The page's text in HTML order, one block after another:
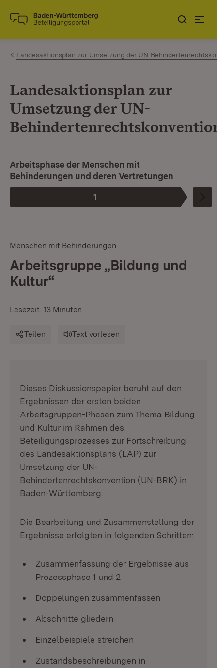
Zum Inhalt springen
Link zur Startseite
Landesaktionsplan zur Umsetzung der UN-
Landesaktionsplan zur
Umsetzung der UN-
Phase
1
:
Arbeitsphase der Menschen mit
Behinderungen und deren Vertretungen
Menschen mit Behinderungen
Arbeitsgruppe „Bildung und
Kultur“
Lesezeit: 13 Minuten
Teilen Text vorlesen
Dieses Diskussionspapier beruht auf den
Ergebnissen der ersten beiden
Arbeitsgruppen-Phasen zum Thema Bildung
und Kultur im Rahmen des
Beteiligungsprozesses zur Fortschreibung
des Landesaktionsplans (LAP) zur
Umsetzung der UN-
Behindertenrechtskonvention (UN-BRK) in
Baden-Württemberg.
Die Bearbeitung und Zusammenstellung der
Ergebnisse erfolgten in folgenden Schritten:
Zusammenfassung der Ergebnisse aus
Prozessphase 1 und 2
Doppelungen zusammenfassen
Abschnitte gliedern
Einzelbeispiele streichen
Zustandsbeschreibungen in